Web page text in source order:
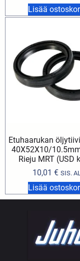
Lisää
Etuhaarukan
40X52X10/
Rieju MRT (USD
10,01 € SIS.
Lisää